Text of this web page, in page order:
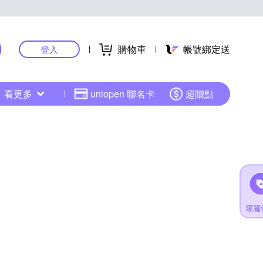
登入 購物車 帳號綁定送
看更多 uniopen 聯名卡 超贈點